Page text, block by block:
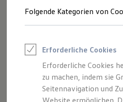
Junge Gebrauchtwagen
Saisonangebote
Leasing
Leasing-Angebote
Gebrauchtwagen
Junge
Elektroauto
So geht neu.
Folgende Kategorien von
Erforderliche Cookies
Erforderliche Cookies
zu machen, indem sie
Seitennavigation und
Website ermöglichen.